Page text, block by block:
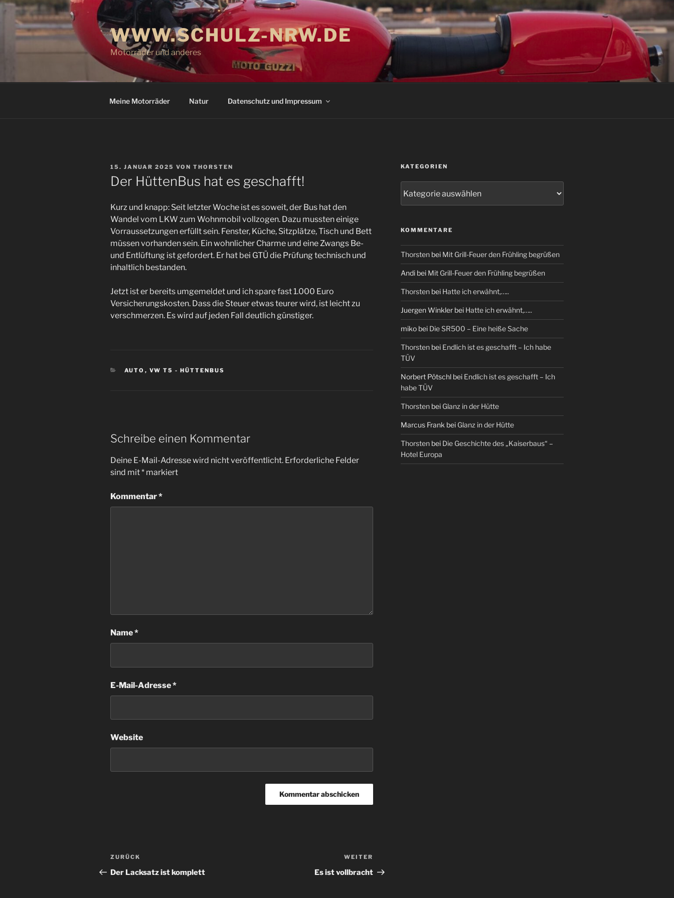
Zum
Inhalt
springen
WWW.SCHULZ-NRW.DE
Motorräder und anderes
Meine Motorräder Natur Datenschutz und Impressum
VERÖFFENTLICHT
AM
15. JANUAR 2025 VON THORSTEN
Der HüttenBus hat es geschafft!
Kurz und knapp: Seit letzter Woche ist es soweit, der Bus hat den
Wandel vom LKW zum Wohnmobil vollzogen. Dazu mussten einige
Vorraussetzungen erfüllt sein. Fenster, Küche, Sitzplätze, Tisch und Bett
müssen vorhanden sein. Ein wohnlicher Charme und eine Zwangs Be-
und Entlüftung ist gefordert. Er hat bei GTÜ die Prüfung technisch und
inhaltlich bestanden.
Jetzt ist er bereits umgemeldet und ich spare fast 1.000 Euro
Versicherungskosten. Dass die Steuer etwas teurer wird, ist leicht zu
verschmerzen. Es wird auf jeden Fall deutlich günstiger.
KATEGORIEN
AUTO , VW T5 - HÜTTENBUS
Schreibe einen Kommentar
Deine E-Mail-Adresse wird nicht veröffentlicht. Erforderliche Felder
sind mit* markiert
Kommentar*
Name*
E-Mail-Adresse*
Website
Beitragsnavigation
Vorheriger
Beitrag
ZURÜCK
Der Lacksatz ist komplett
Beitrag
WEITER
Es ist vollbracht
KATEGORIEN
KOMMENTARE
Thorstenbei Mit Grill-Feuer den Frühling begrüßen
Andibei Mit Grill-Feuer den Frühling begrüßen
Thorstenbei Hatte ich erwähnt,…..
Juergen Winklerbei Hatte ich erwähnt,…..
mikobei Die SR500 – Eine heiße Sache
Thorstenbei Endlich ist es geschafft – Ich habe
TÜV
Norbert Pötschlbei Endlich ist es geschafft – Ich
habe TÜV
Thorstenbei Glanz in der Hütte
Marcus Frank bei Glanz in der Hütte
Thorstenbei Die Geschichte des „Kaiserbaus“ –
Hotel Europa